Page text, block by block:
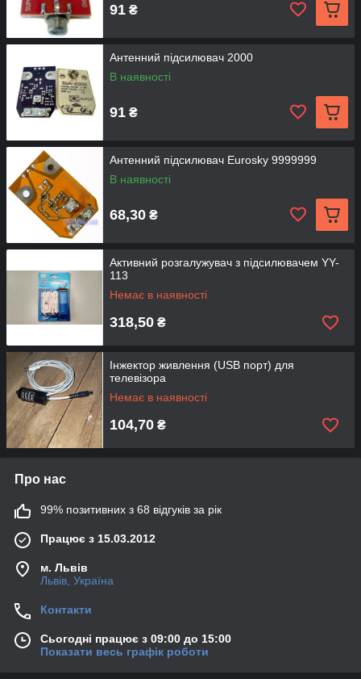
91 ₴
Антенний підсилювач 2000
В наявності
91 ₴
Антенний підсилювач Eurosky 9999999
В наявності
68,30 ₴
Активний розгалужувач з підсилювачем YY-
113
Немає в наявності
318,50 ₴
Інжектор живлення (USB порт) для
телевізора
Немає в наявності
104,70 ₴
Про нас
99% позитивних з 68 відгуків за рік
Працює з 15.03.2012
м. Львів
Львів, Україна
Контакти
Сьогодні працює з 09:00 до 15:00
Показати весь графік роботи